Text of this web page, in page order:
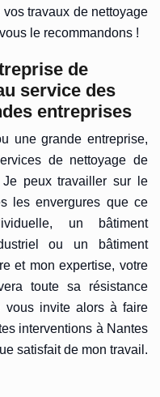
travaux de nettoyage
le recommandons !
de
service des
entreprises
une grande entreprise,
de nettoyage de
peux travailler sur le
les envergures que ce
un bâtiment
ou un bâtiment
et mon expertise, votre
toute sa résistance
vous invite alors à faire
interventions à Nantes
satisfait de mon travail.